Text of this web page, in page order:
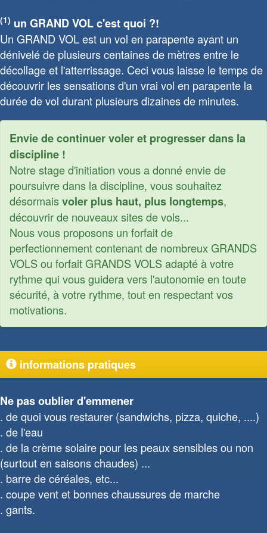
(1) un GRAND VOL c'est quoi ?!
Un GRAND VOL est un vol en parapente ayant un
dénivelé de plusieurs centaines de mètres entre le
décollage et l'atterrissage. Ceci vous laisse le temps de
découvrir les sensations d'un vrai vol en parapente la
durée de vol durant plusieurs dizaines de minutes.
Envie de continuer voler et progresser dans la
discipline !
Notre stage d'initiation vous a donné envie de
poursuivre dans la discipline, vous souhaitez
désormaisvoler plus haut, plus longtemps,
découvrir de nouveaux sites de vols...
Nous vous proposons un forfait de
perfectionnement contenant de nombreux GRANDS
VOLS ou forfait GRANDS VOLS adapté à votre
rythme qui vous guidera vers l'autonomie en toute
sécurité, à votre rythme, tout en respectant vos
motivations.
informations pratiques
Ne pas oublier d'emmener
de quoi vous restaurer (sandwichs, pizza, quiche, ....)
de l'eau
de la crème solaire pour les peaux sensibles ou non
(surtout en saisons chaudes) ...
barre de céréales, etc...
coupe vent et bonnes chaussures de marche
gants.